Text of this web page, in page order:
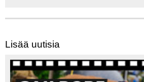
Lisää uutisia